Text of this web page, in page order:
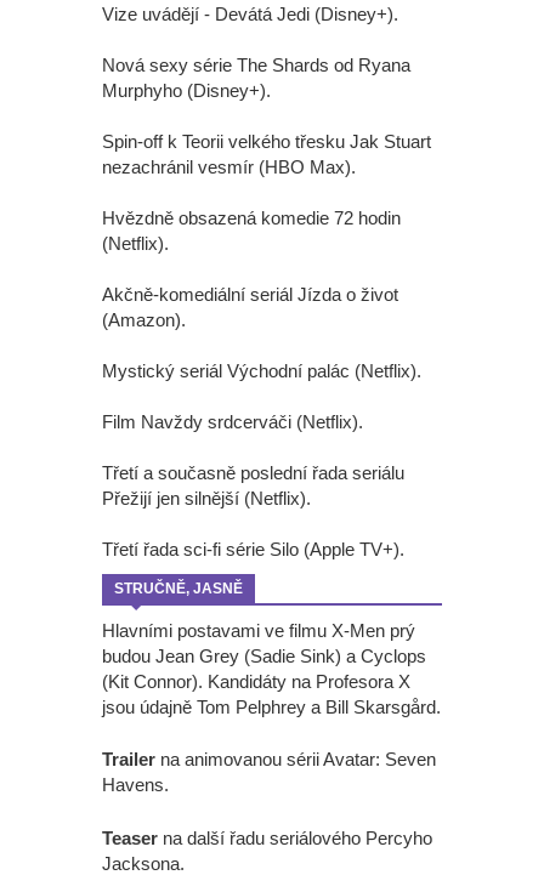
Vize uvádějí - Devátá Jedi (Disney+).
Nová sexy série The Shards od Ryana
Murphyho (Disney+).
Spin-off k Teorii velkého třesku Jak Stuart
nezachránil vesmír (HBO Max).
Hvězdně obsazená komedie 72 hodin
(Netflix).
Akčně-komediální seriál Jízda o život
(Amazon).
Mystický seriál Východní palác (Netflix).
Film Navždy srdcerváči (Netflix).
Třetí a současně poslední řada seriálu
Přežijí jen silnější (Netflix).
Třetí řada sci-fi série Silo (Apple TV+).
STRUČNĚ, JASNĚ
Hlavními postavami ve filmu X-Men prý
budou Jean Grey (Sadie Sink) a Cyclops
(Kit Connor). Kandidáty na Profesora X
jsou údajně Tom Pelphrey a Bill Skarsgård.
Trailer na animovanou sérii Avatar: Seven
Havens.
Teaser na další řadu seriálového Percyho
Jacksona.